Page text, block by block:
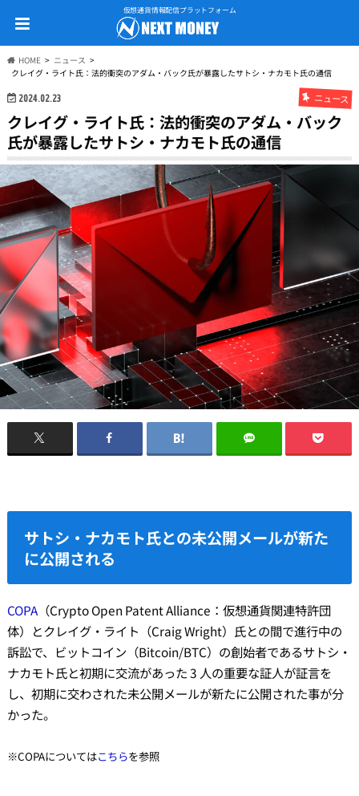
仮想通貨情報配信プラットフォーム
HOME
ニュース
クレイグ・ライト氏：法的衝突のアダム・バック氏が暴露したサトシ・ナカモト氏の通信
2024.02.23 ニュース
クレイグ・ライト氏：法的衝突のアダム・バック
氏が暴露したサトシ・ナカモト氏の通信
サトシ・ナカモト氏との未公開メールが新た
に公開される
COPA（Crypto Open Patent Alliance：仮想通貨関連特許団
体）とクレイグ・ライト（Craig Wright）氏との間で進行中の
訴訟で、ビットコイン（Bitcoin/BTC）の創始者であるサトシ・
ナカモト氏と初期に交流があった 3 人の重要な証人が証言を
し、初期に交わされた未公開メールが新たに公開された事が分
かった。
※COPAについてはこちらを参照